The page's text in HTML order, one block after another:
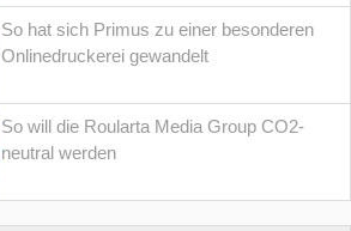
So hat sich Primus zu einer besonderen
Onlinedruckerei gewandelt
So will die Roularta Media Group CO2-
neutral werden